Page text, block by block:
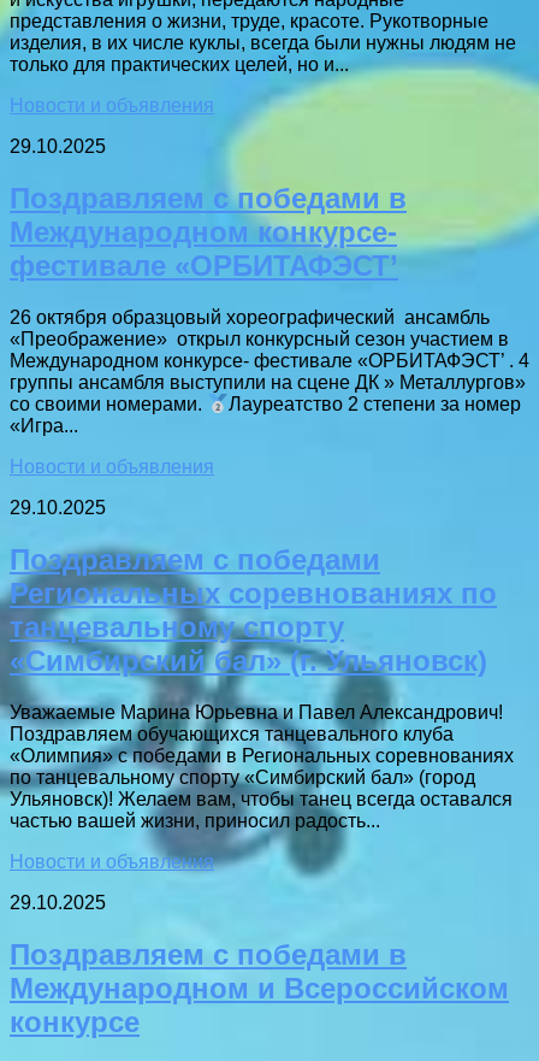
представления о жизни, труде, красоте. Рукотворные
изделия, в их числе куклы, всегда были нужны людям не
только для практических целей, но и...
Новости и объявления
29.10.2025
Поздравляем с победами в
Международном конкурсе-
фестивале «ОРБИТАФЭСТ’
26 октября образцовый хореографический ансамбль
«Преображение» открыл конкурсный сезон участием в
Международном конкурсе- фестивале «ОРБИТАФЭСТ’ . 4
группы ансамбля выступили на сцене ДК » Металлургов»
со своими номерами.
Лауреатство 2 степени за номер
«Игра...
Новости и объявления
29.10.2025
Поздравляем с победами
Региональных соревнованиях по
танцевальному спорту
«Симбирский бал» (г. Ульяновск)
Уважаемые Марина Юрьевна и Павел Александрович!
Поздравляем обучающихся танцевального клуба
«Олимпия» с победами в Региональных соревнованиях
по танцевальному спорту «Симбирский бал» (город
Ульяновск)! Желаем вам, чтобы танец всегда оставался
частью вашей жизни, приносил радость...
Новости и объявления
29.10.2025
Поздравляем с победами в
Международном и Всероссийском
конкурсе